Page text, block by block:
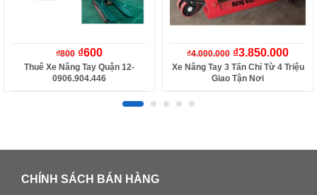
₫800 ₫600
Thuê Xe Nâng Tay Quận 12-
0906.904.446
₫4.000.000 ₫3.850.000
Xe Nâng Tay 3 Tấn Chỉ Từ 4 Triệu
Giao Tận Nơi
CHÍNH SÁCH BÁN HÀNG